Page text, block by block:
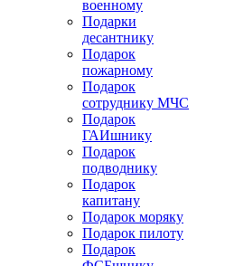
военному
Подарки
десантнику
Подарок
пожарному
Подарок
сотруднику МЧС
Подарок
ГАИшнику
Подарок
подводнику
Подарок
капитану
Подарок моряку
Подарок пилоту
Подарок